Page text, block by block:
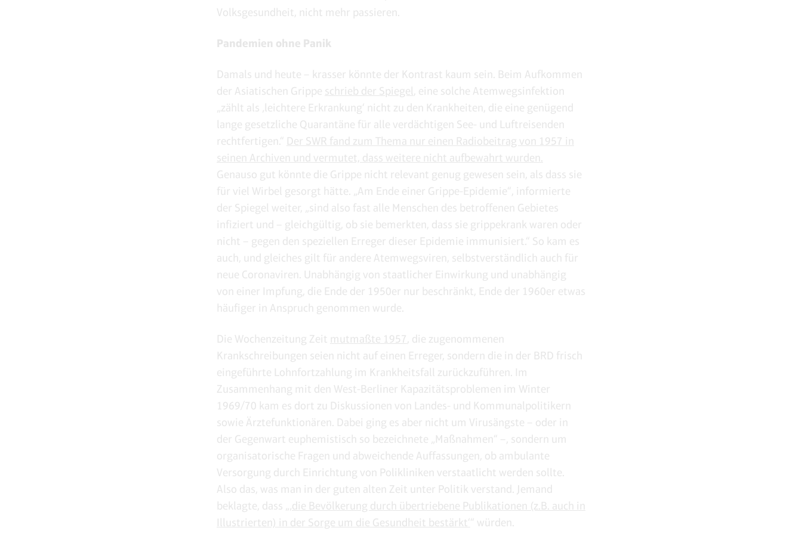
Volksgesundheit, nicht mehr passieren.
Pandemien ohne Panik
Damals und heute – krasser könnte der Kontrast kaum sein. Beim Aufkommen
der Asiatischen Grippe schrieb der Spiegel, eine solche Atemwegsinfektion
„zählt als ‚leichtere Erkrankung‘ nicht zu den Krankheiten, die eine genügend
lange gesetzliche Quarantäne für alle verdächtigen See- und Luftreisenden
rechtfertigen.“ Der SWR fand zum Thema nur einen Radiobeitrag von 1957 in
seinen Archiven und vermutet, dass weitere nicht aufbewahrt wurden.
Genauso gut könnte die Grippe nicht relevant genug gewesen sein, als dass sie
für viel Wirbel gesorgt hätte. „Am Ende einer Grippe-Epidemie“, informierte
der Spiegel weiter, „sind also fast alle Menschen des betroffenen Gebietes
infiziert und – gleichgültig, ob sie bemerkten, dass sie grippekrank waren oder
nicht – gegen den speziellen Erreger dieser Epidemie immunisiert.“ So kam es
auch, und gleiches gilt für andere Atemwegsviren, selbstverständlich auch für
neue Coronaviren. Unabhängig von staatlicher Einwirkung und unabhängig
von einer Impfung, die Ende der 1950er nur beschränkt, Ende der 1960er etwas
häufiger in Anspruch genommen wurde.
Die Wochenzeitung Zeit mutmaßte 1957, die zugenommenen
Krankschreibungen seien nicht auf einen Erreger, sondern die in der BRD frisch
eingeführte Lohnfortzahlung im Krankheitsfall zurückzuführen. Im
Zusammenhang mit den West-Berliner Kapazitätsproblemen im Winter
1969/70 kam es dort zu Diskussionen von Landes- und Kommunalpolitikern
sowie Ärztefunktionären. Dabei ging es aber nicht um Virusängste – oder in
der Gegenwart euphemistisch so bezeichnete „Maßnahmen“ –, sondern um
organisatorische Fragen und abweichende Auffassungen, ob ambulante
Versorgung durch Einrichtung von Polikliniken verstaatlicht werden sollte.
Also das, was man in der guten alten Zeit unter Politik verstand. Jemand
beklagte, dass „‚die Bevölkerung durch übertriebene Publikationen (z.B. auch in
Illustrierten) in der Sorge um die Gesundheit bestärkt‘“ würden.